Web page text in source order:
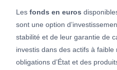
Les fonds en euros
sont une option
stabilité et de leur garantie de
investis dans des actifs à
obligations d’État et des